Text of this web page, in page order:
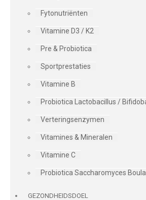
Fytonutriënten
Vitamine D3 / K2
Pre & Probiotica
Sportprestaties
Vitamine B
Probiotica Lactobacillus /
Verteringsenzymen
Vitamines & Mineralen
Vitamine C
Probiotica Saccharomyces
GEZONDHEIDSDOEL